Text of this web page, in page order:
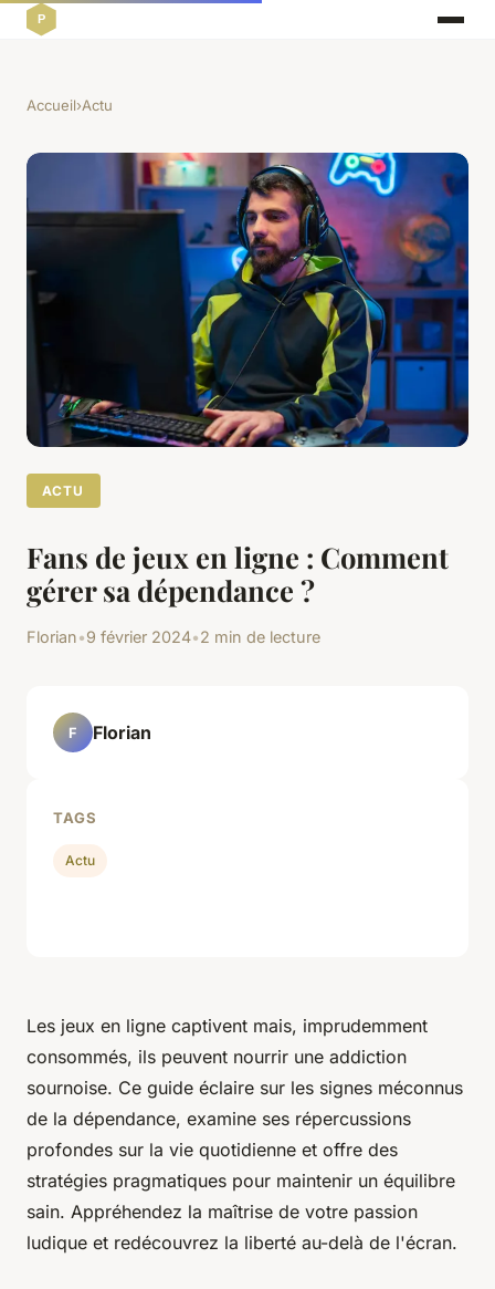
Accueil›Actu
ACTU
Fans de jeux en ligne : Comment
gérer sa dépendance ?
Florian•9 février 2024•2 min de lecture
Les jeux en ligne captivent mais, imprudemment
consommés, ils peuvent nourrir une addiction
sournoise. Ce guide éclaire sur les signes méconnus
de la dépendance, examine ses répercussions
profondes sur la vie quotidienne et offre des
stratégies pragmatiques pour maintenir un équilibre
sain. Appréhendez la maîtrise de votre passion
ludique et redécouvrez la liberté au-delà de l'écran.
F Florian
TAGS
Actu